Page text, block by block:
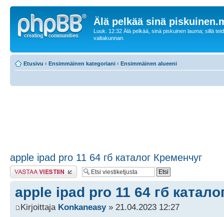
Älä pelkää sinä
Luuk. 12:32 Älä pelkää, sinä piskuinen lauma; sillä
valtakunnan.
Etusivu ‹ Ensimmäinen kategoriani ‹ Ensimmäinen alueeni
apple ipad pro 11 64 гб каталог Кременчуг
Lähetä vastaus
apple ipad pro 11 64 гб
Kirjoittaja Konkaneasy» 21.04.2023 12:27